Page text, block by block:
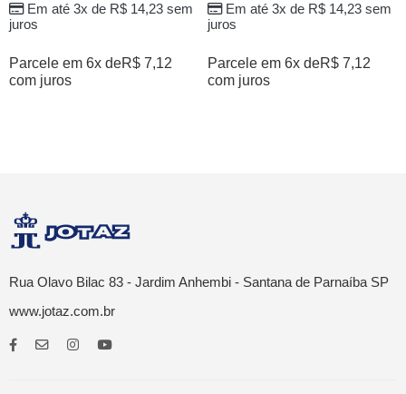
Em até 3x de R$14,23sem
juros
Parcele em 6x deR$ 7,12
com juros
Em até 3x de R$14,23sem
juros
Parcele em 6x deR$ 7,12
com juros
Rua Olavo Bilac 83 - Jardim Anhembi - Santana de Parnaíba SP
www.jotaz.com.br